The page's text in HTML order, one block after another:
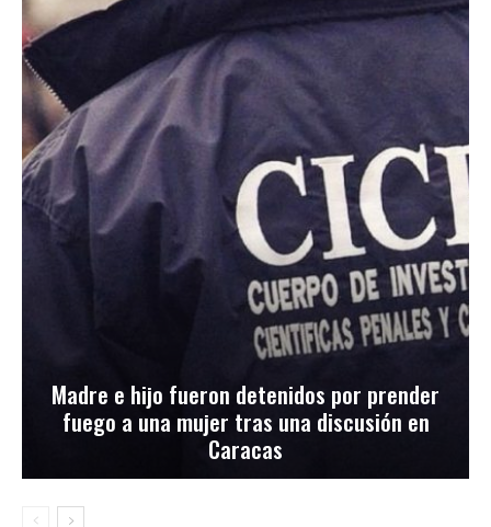
Madre e hijo fueron detenidos por prender
fuego a una mujer tras una discusión en
Caracas